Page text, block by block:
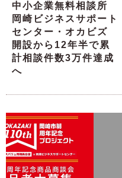
中小企業無料相談所
岡崎ビジネスサポート
センター・オカビズ
開設から12年半で累
計相談件数3万件達成
へ